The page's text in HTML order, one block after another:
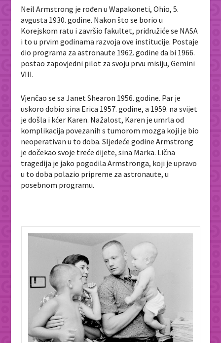
Neil Armstrong je rođen u Wapakoneti, Ohio, 5.
avgusta 1930. godine. Nakon što se borio u
Korejskom ratu i završio fakultet, pridružiće se NASA
i to u prvim godinama razvoja ove institucije. Postaje
dio programa za astronaute 1962. godine da bi 1966.
postao zapovjedni pilot za svoju prvu misiju, Gemini
VIII.
Vjenčao se sa Janet Shearon 1956. godine. Par je
uskoro dobio sina Erica 1957. godine, a 1959. na svijet
je došla i kćer Karen. Nažalost, Karen je umrla od
komplikacija povezanih s tumorom mozga koji je bio
neoperativan u to doba. Sljedeće godine Armstrong
je dočekao svoje treće dijete, sina Marka. Lična
tragedija je jako pogodila Armstronga, koji je upravo
u to doba polazio pripreme za astronaute, u
posebnom programu.